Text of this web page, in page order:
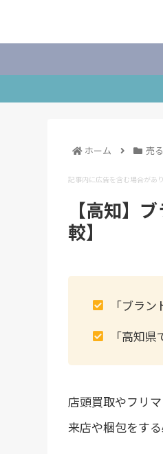
ホーム 売る
記事内に広告を含む場合があり
【高知】
較】
「ブラ
「高知
店頭買取やフリ
来店や梱包をす